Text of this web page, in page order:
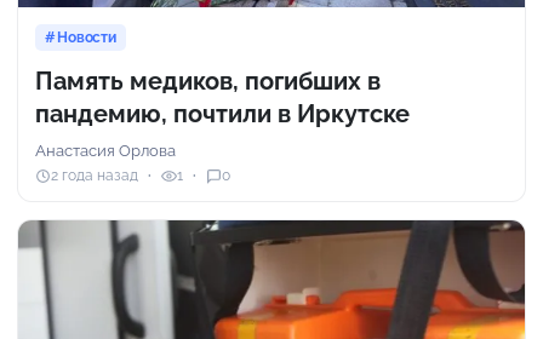
Новости
Память медиков, погибших в
пандемию, почтили в Иркутске
Анастасия Орлова
2 года назад 1 0